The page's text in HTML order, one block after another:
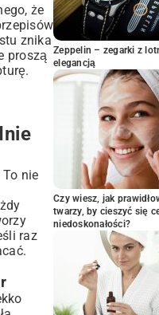
i
w
że
znika
proszą
nie
raz
Zeppelin – zegarki z
elegancją
Czy wiesz, jak
twarzy, by cieszyć się
niedoskonałości?